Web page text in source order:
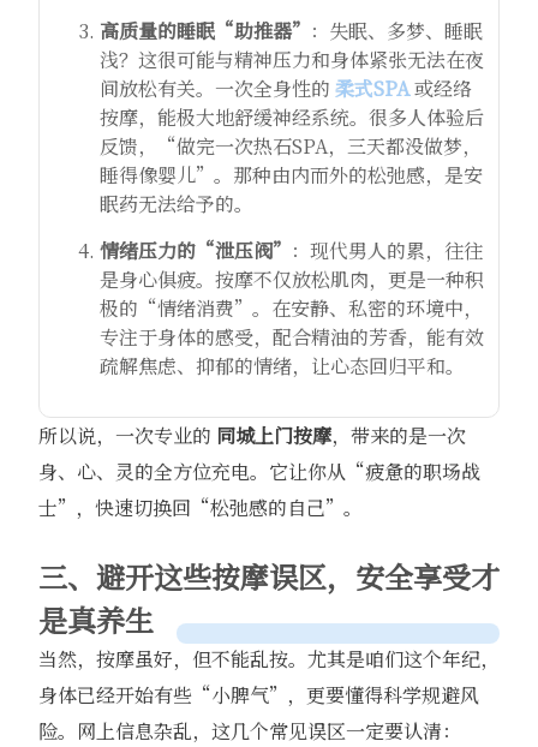
高质量的睡眠“助推器” ：失眠、多梦、睡眠
浅？这很可能与精神压力和身体紧张无法在夜
间放松有关。一次全身性的 柔式SPA或经络
按摩，能极大地舒缓神经系统。很多人体验后
反馈，“做完一次热石SPA，三天都没做梦，
睡得像婴儿”。那种由内而外的松弛感，是安
眠药无法给予的。
情绪压力的“泄压阀” ：现代男人的累，往往
是身心俱疲。按摩不仅放松肌肉，更是一种积
极的“情绪消费”。在安静、私密的环境中，
专注于身体的感受，配合精油的芳香，能有效
疏解焦虑、抑郁的情绪，让心态回归平和。
所以说，一次专业的 同城上门按摩，带来的是一次
身、心、灵的全方位充电。它让你从“疲惫的职场战
士”，快速切换回“松弛感的自己”。
三、避开这些按摩误区，安全享受才
是真养生
当然，按摩虽好，但不能乱按。尤其是咱们这个年纪，
身体已经开始有些“小脾气”，更要懂得科学规避风
险。网上信息杂乱，这几个常见误区一定要认清：